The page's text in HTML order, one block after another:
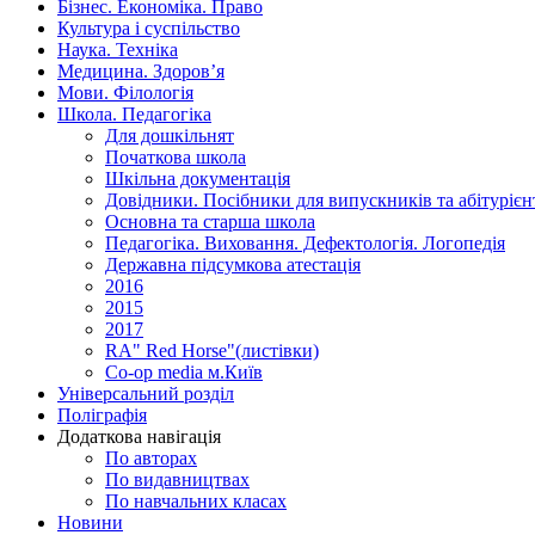
Бізнес. Економіка. Право
Культура і суспільство
Наука. Техніка
Медицина. Здоров’я
Мови. Філологія
Школа. Педагогіка
Для дошкільнят
Початкова школа
Шкільна документація
Довідники. Посібники для випускників та
Основна та старша школа
Педагогіка. Виховання. Дефектологія. Логопедія
Державна підсумкова атестація
2016
2015
2017
RA" Red Horse"(листівки)
Co-op media м.Київ
Універсальний розділ
Поліграфія
Додаткова навігація
По авторах
По видавництвах
По навчальних класах
Новини